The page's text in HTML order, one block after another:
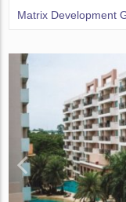
Matrix Development